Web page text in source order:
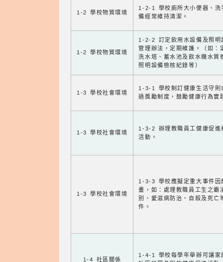
1-2 學校物質環境
1-2-1 學校廁所大小便器、洗
備經常維持清潔。
1-2 學校物質環境
1-2-2 訂定飲用水設備及照明
管理辦法，定期維護。（如：
洗水塔、蓄水池及飲水機水質
照明設備檢核紀錄等）
1-3 學校社會環境
1-3-1 學校制訂健康生活守則
過獎勵制度，鼓勵健康行為實
1-3 學校社會環境
1-3-2 辦理教職員工健康促進
活動。
1-3 學校社會環境
1-3-3 學校應擬定重大事件因
畫，如：處理教職員工生之霸
別、愛滋病防治、自殺及死亡
件。
1-4 社區關係
1-4-1 學校每學年舉辦可讓家